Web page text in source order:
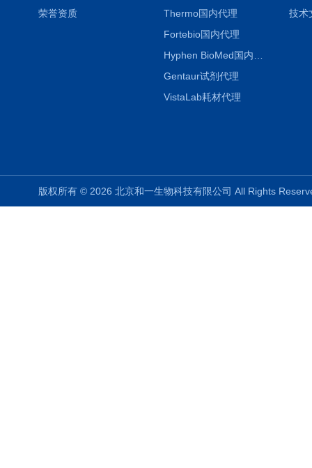
荣誉资质
Thermo国内代理
Fortebio国内代理
Gentaur试剂代理
VistaLab耗材代理
技术
版权所有 © 2026 北京和一生物科技有限公司 All Rights